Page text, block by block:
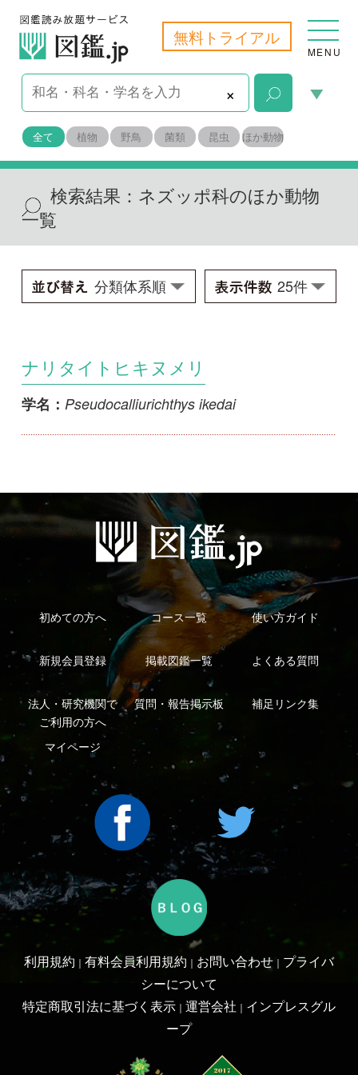
無料トライアル
MENU
×
全て 植物 野鳥 菌類 昆虫 ほか動物
検索結果：ネズッポ科のほか動物
ナリタイトヒキヌメリ
初めての方へ コース一覧
掲載図鑑一覧 よくある質問
質問・報告掲示板 補足リンク集
マイページ
利用規約 有料会員利用規約 お問い合わせ
プライバ
シーについて
特定商取引法に基づく表示｜ 運営会社｜インプレスグル
ープ
Copyright ©2016 Yama-kei Publishers co.,Ltd.
An impress Group Company. All rights reserved.